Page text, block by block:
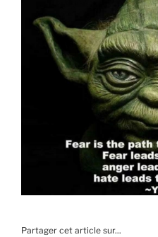
Partager cet article sur...